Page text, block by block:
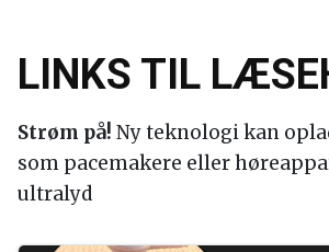
LINKS TIL
Strøm på! Ny teknologi kan
som pacemakere eller
ultralyd